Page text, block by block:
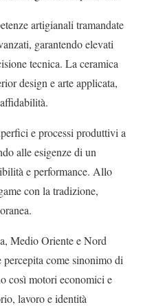
artigianali tramandate
garantendo elevati
tecnica. La ceramica
design e arte applicata,
e processi produttivi a
alle esigenze di un
e performance. Allo
con la tradizione,
Medio Oriente e Nord
come sinonimo di
così motori economici e
lavoro e identità